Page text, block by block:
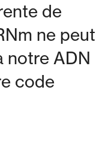
de
ne peut
notre ADN
code